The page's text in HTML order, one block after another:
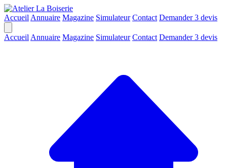
Accueil Annuaire Magazine Simulateur Contact Demander 3 devis
Accueil Annuaire Magazine Simulateur Contact Demander 3 devis